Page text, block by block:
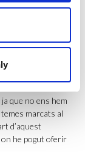
restriccions
ens hem creuat
a les classes
les pràctiques i jo
que no ens hem
marcats al
d’aquest
he pogut oferir